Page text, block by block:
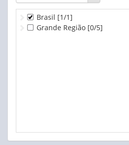
Brasil [1/1]
Grande Região [0/5]